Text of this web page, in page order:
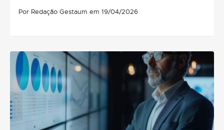
Por Redação Gestaum em 19/04/2026